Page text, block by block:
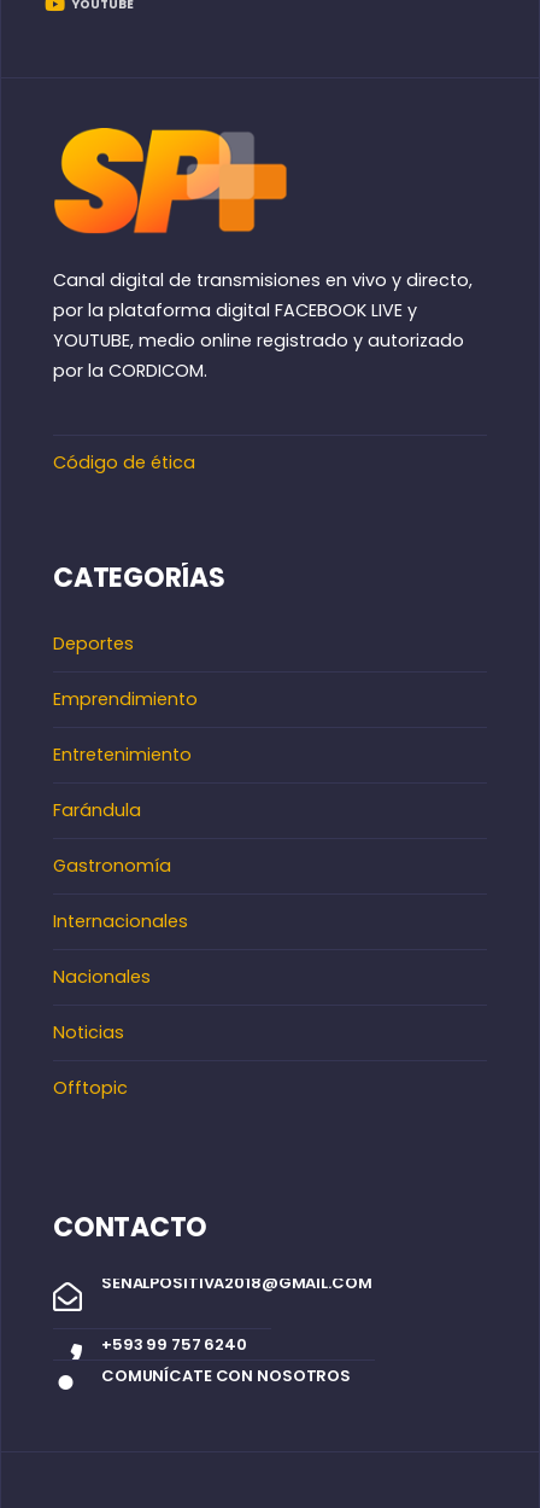
YOUTUBE
Canal digital de transmisiones en vivo y directo,
por la plataforma digital FACEBOOK LIVE y
YOUTUBE, medio online registrado y autorizado
por la CORDICOM.
Código de ética
CATEGORÍAS
Deportes
Emprendimiento
Entretenimiento
Farándula
Gastronomía
Internacionales
Nacionales
Noticias
Offtopic
CONTACTO
SENALPOSITIVA2018@GMAIL.COM
+593 99 757 6240
COMUNÍCATE CON NOSOTROS